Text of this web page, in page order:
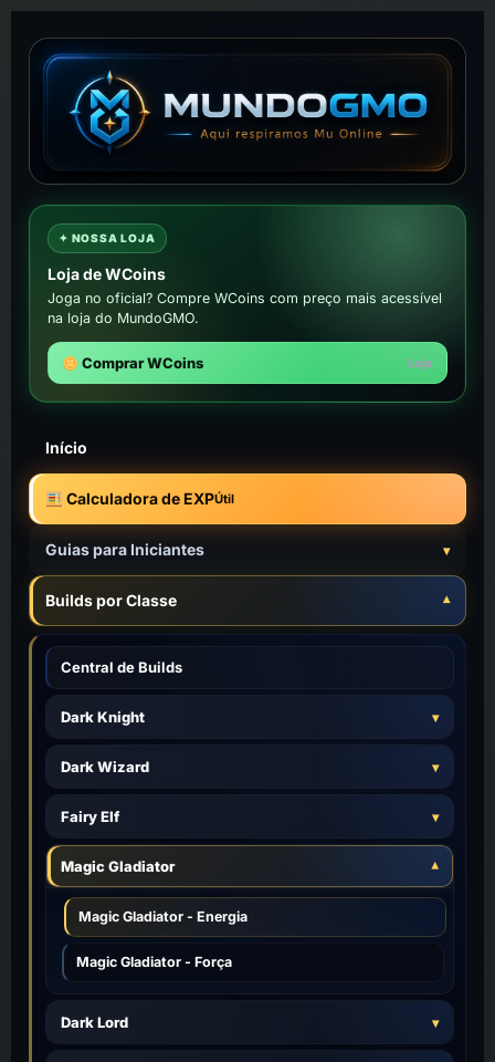
✦ NOSSA LOJA
Loja de WCoins
Joga no oficial? Compre WCoins com preço mais acessível
na loja do MundoGMO.
Comprar WCoins Loja
Início
Calculadora de EXPÚtil
Guias para Iniciantes
Builds por Classe
Central de Builds
Dark Knight
Dark Wizard
Fairy Elf
Magic Gladiator
Magic Gladiator - Energia
Magic Gladiator - Força
Dark Lord